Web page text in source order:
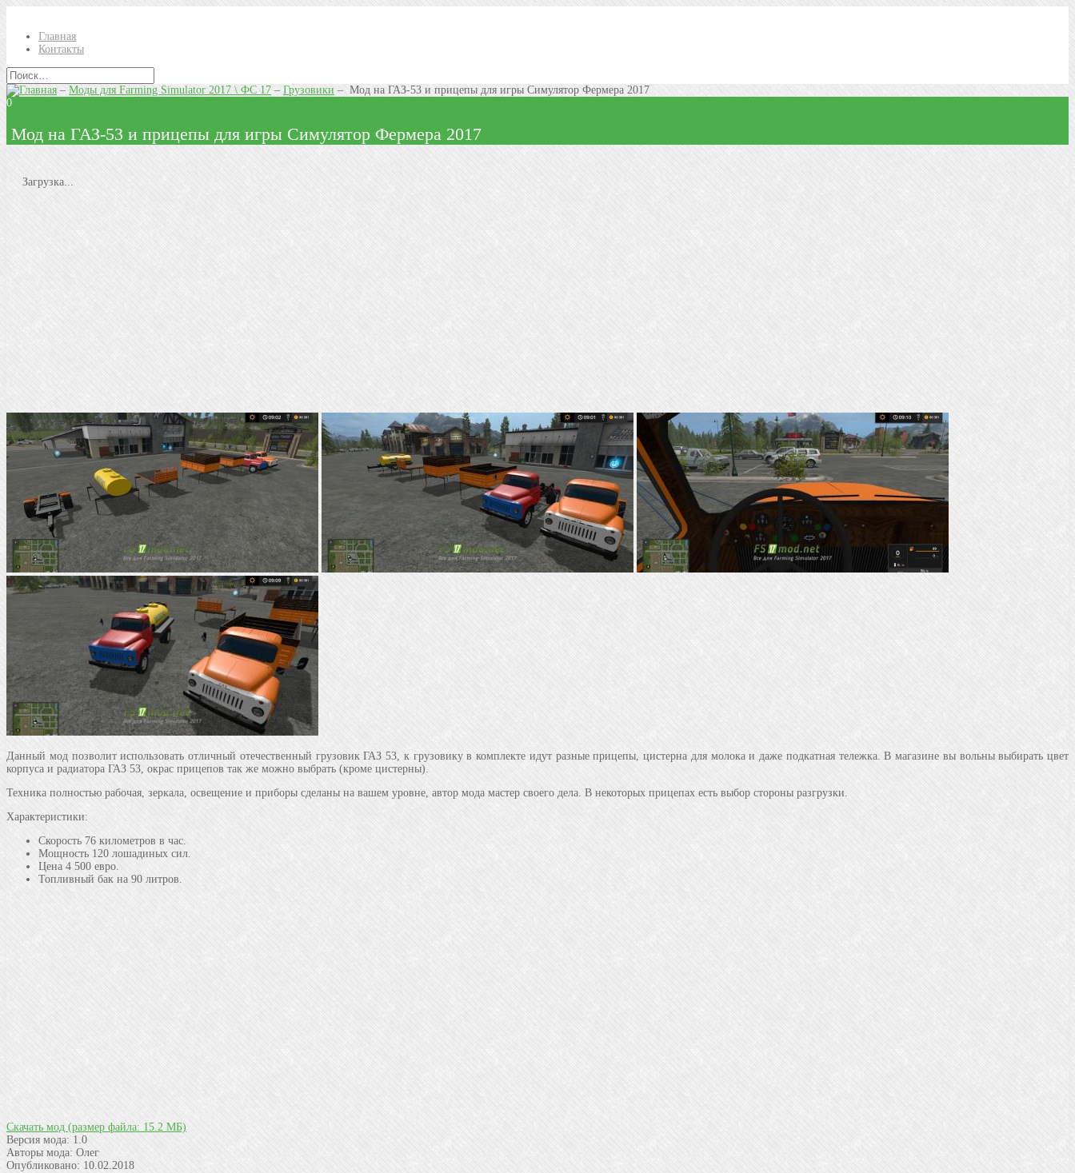
Главная
Контакты
–Моды для Farming Simulator 2017 \ ФС 17– Грузовики – Мод на ГАЗ-53 и прицепы для игры Симулятор Фермера 2017
0
Мод на ГАЗ-53 и прицепы для игры Симулятор Фермера 2017
Загрузка...
Данный мод позволит использовать отличный отечественный грузовик ГАЗ 53, к грузовику в комплекте идут разные прицепы, цистерна для молока и даже подкатная тележка. В магазине вы вольны выбирать цвет
корпуса и радиатора ГАЗ 53, окрас прицепов так же можно выбрать (кроме цистерны).
Техника полностью рабочая, зеркала, освещение и приборы сделаны на вашем уровне, автор мода мастер своего дела. В некоторых прицепах есть выбор стороны разгрузки.
Характеристики:
Скорость 76 километров в час.
Мощность 120 лошадиных сил.
Цена 4 500 евро.
Топливный бак на 90 литров.
Скачать мод (размер файла: 15.2 МБ)
Версия мода: 1.0
Авторы мода: Олег
Опубликовано: 10.02.2018